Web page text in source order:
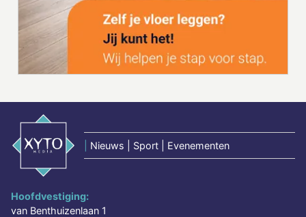
Nieuws | Sport | Evenementen
Hoofdvestiging:
van Benthuizenlaan 1